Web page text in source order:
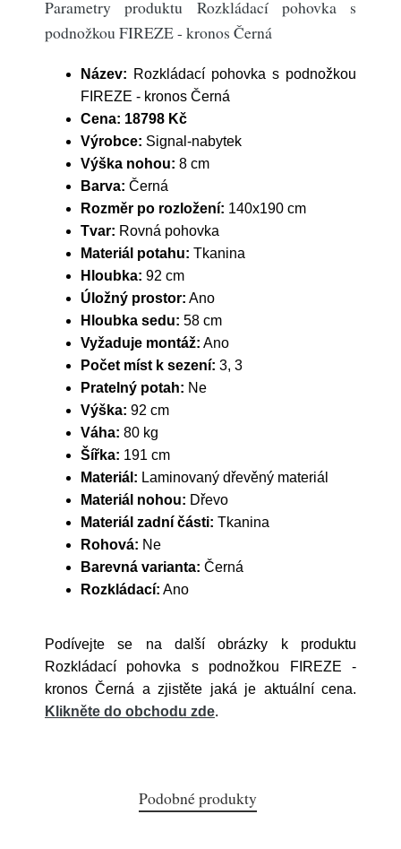
Parametry produktu Rozkládací pohovka s
podnožkou FIREZE - kronos Černá
Název: Rozkládací pohovka s podnožkou
FIREZE - kronos Černá
Cena: 18798 Kč
Výrobce: Signal-nabytek
Výška nohou: 8 cm
Barva: Černá
Rozměr po rozložení: 140x190 cm
Tvar: Rovná pohovka
Materiál potahu: Tkanina
Hloubka: 92 cm
Úložný prostor: Ano
Hloubka sedu: 58 cm
Vyžaduje montáž: Ano
Počet míst k sezení: 3, 3
Pratelný potah: Ne
Výška: 92 cm
Váha: 80 kg
Šířka: 191 cm
Materiál: Laminovaný dřevěný materiál
Materiál nohou: Dřevo
Materiál zadní části: Tkanina
Rohová: Ne
Barevná varianta: Černá
Rozkládací: Ano
Podívejte se na další obrázky k produktu
Rozkládací pohovka s podnožkou FIREZE -
kronos Černá a zjistěte jaká je aktuální cena.
Klikněte do obchodu zde.
Podobné produkty